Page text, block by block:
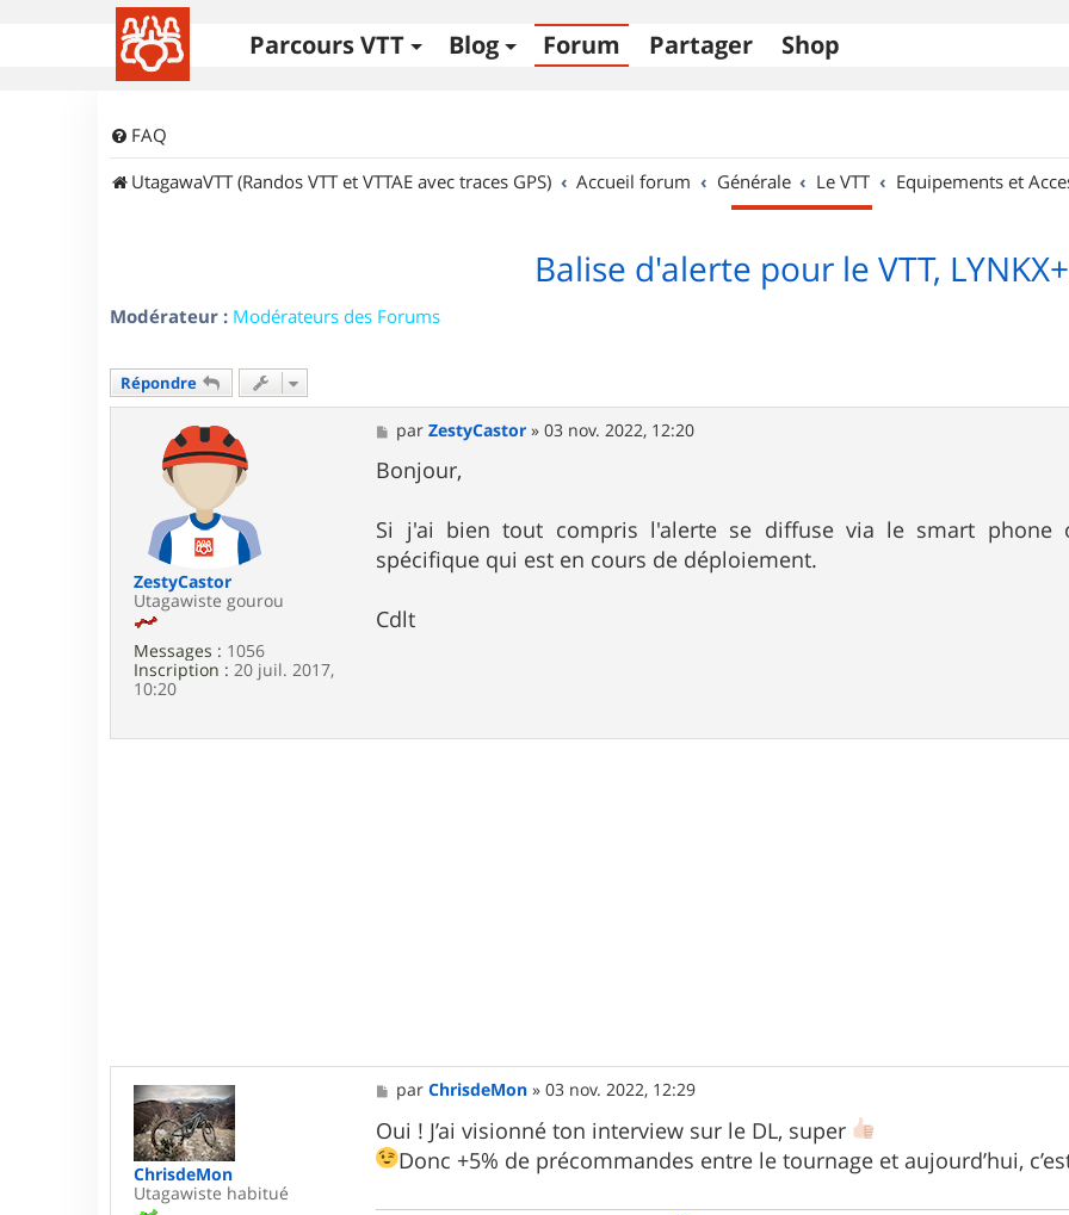
Parcours VTT Blog Forum Partager Shop
FAQ
UtagawaVTT (Randos VTT et VTTAE avec traces GPS)
Accueil forum Générale Le VTT Equipements et
Balise d'alerte pour le VTT, LYNKX+
Modérateur : Modérateurs des Forums
Répondre
ZestyCastor
Utagawiste gourou
Messages : 1056
Inscription : 20 juil. 2017,
10:20
M
e
s
s
g
e
parZestyCastor »03 nov. 2022, 12:20
Bonjour,
Si j'ai bien tout compris l'alerte se diffuse via le smart phone
spécifique qui est en cours de déploiement.
Cdlt
ChrisdeMon
Utagawiste habitué
M
e
s
s
a
parChrisdeMon »03 nov. 2022, 12:29
Oui ! J’ai visionné ton interview sur le DL, super
Donc +5% de précommandes entre le tournage et aujourd’hui,